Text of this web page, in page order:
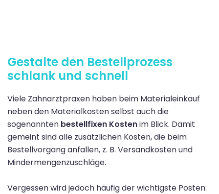
Gestalte den Bestellprozess
schlank und schnell
Viele Zahnarztpraxen haben beim Materialeinkauf
neben den Materialkosten selbst auch die
sogenannten bestellfixen Kostenim Blick. Damit
gemeint sind alle zusätzlichen Kosten, die beim
Bestellvorgang anfallen, z. B. Versandkosten und
Mindermengenzuschläge.
Vergessen wird jedoch häufig der wichtigste Posten: